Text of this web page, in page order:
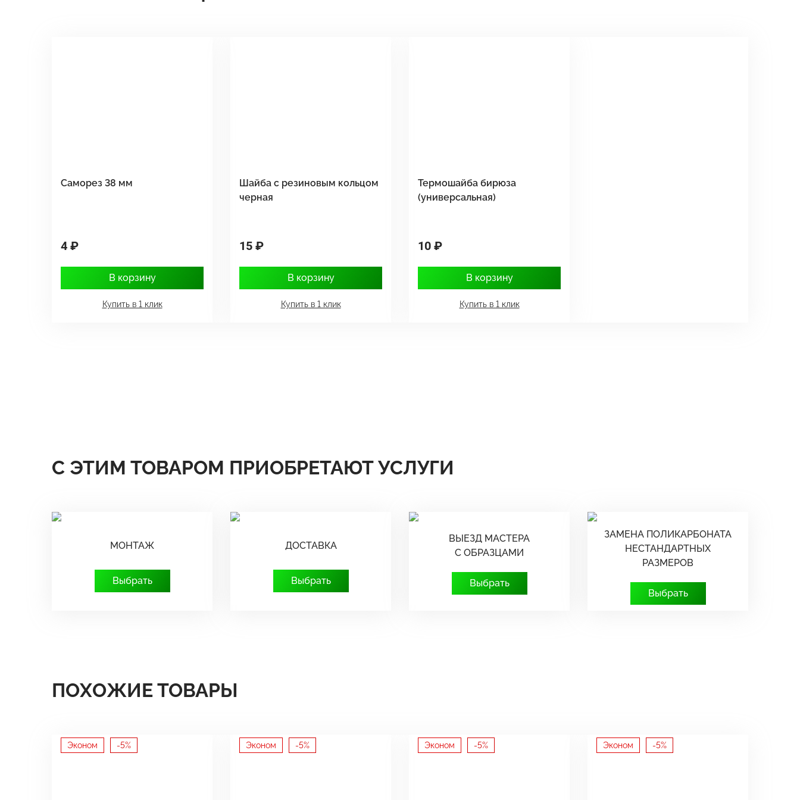
Саморез 38 мм
4 ₽
В корзину
Купить в 1 клик
Шайба с резиновым кольцом
черная
15 ₽
В корзину
Купить в 1 клик
Термошайба бирюза
(универсальная)
10 ₽
В корзину
Купить в 1 клик
С ЭТИМ ТОВАРОМ ПРИОБРЕТАЮТ УСЛУГИ
МОНТАЖ
Выбрать
ДОСТАВКА
Выбрать
ВЫЕЗД МАСТЕРА
С ОБРАЗЦАМИ
Выбрать
ЗАМЕНА ПОЛИКАРБОНАТА
НЕСТАНДАРТНЫХ
РАЗМЕРОВ
Выбрать
ПОХОЖИЕ ТОВАРЫ
Эконом -5% Эконом -5% Эконом -5% Эконом -5%